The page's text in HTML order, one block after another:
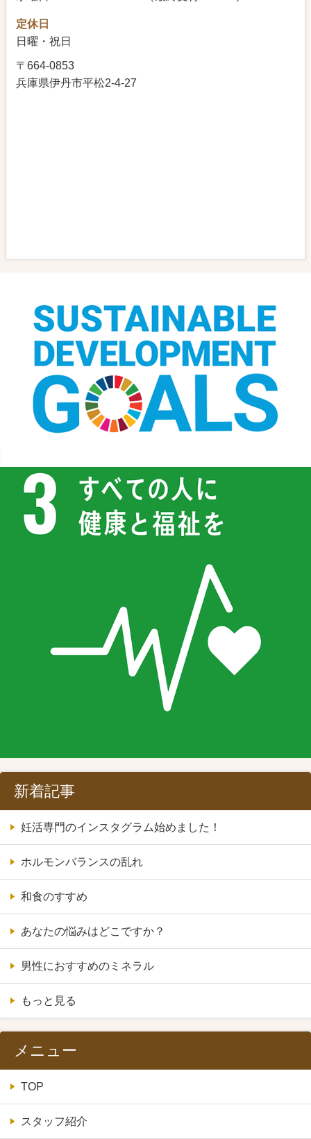
多嚢胞性卵巣症候群だと妊娠しにくい？
世界一の不妊大国ニッポン
も妊娠しない・・・
生理痛と妊活について
定休日
日曜・祝日
〒664-0853
兵庫県伊丹市平松2-4-27
新着記事
妊活専門のインスタグラム始めました！
ホルモンバランスの乱れ
和食のすすめ
あなたの悩みはどこですか？
男性におすすめのミネラル
もっと見る
メニュー
TOP
スタッフ紹介